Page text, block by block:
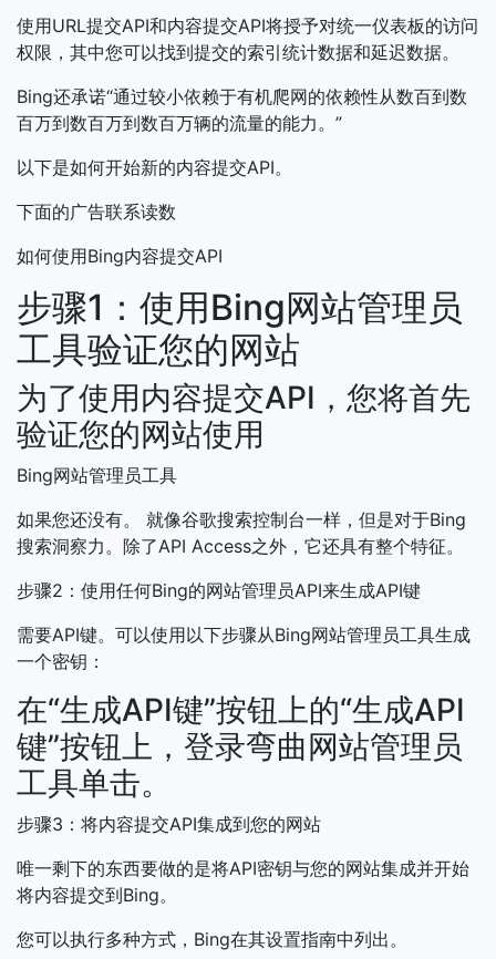
使用URL提交API和内容提交API将授予对统一仪表板的访问
权限，其中您可以找到提交的索引统计数据和延迟数据。
Bing还承诺“通过较小依赖于有机爬网的依赖性从数百到数
百万到数百万到数百万辆的流量的能力。”
以下是如何开始新的内容提交API。
下面的广告联系读数
如何使用Bing内容提交API
步骤1：使用Bing网站管理员
工具验证您的网站
为了使用内容提交API，您将首先
验证您的网站使用
Bing网站管理员工具
如果您还没有。
就像谷歌搜索控制台一样，但是对于Bing
搜索洞察力。除了API Access之外，它还具有整个特征。
步骤2：使用任何Bing的网站管理员API来生成API键
需要API键。可以使用以下步骤从Bing网站管理员工具生成
一个密钥：
在“生成API键”按钮上的“生成API
键”按钮上，登录弯曲网站管理员
工具单击。
步骤3：将内容提交API集成到您的网站
唯一剩下的东西要做的是将API密钥与您的网站集成并开始
将内容提交到Bing。
您可以执行多种方式，Bing在其设置指南中列出。